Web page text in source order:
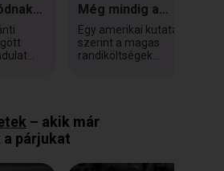
Még mindig a
férfiak fizetnek az
első randin
Egy amerikai kutatás
szerint a magas
randiköltségek
– akik már
párjukat